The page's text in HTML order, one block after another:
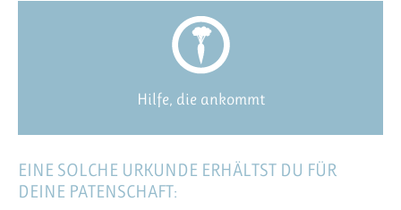
Hilfe, die ankommt
EINE SOLCHE URKUNDE ERHÄLTST DU FÜR
DEINE PATENSCHAFT: